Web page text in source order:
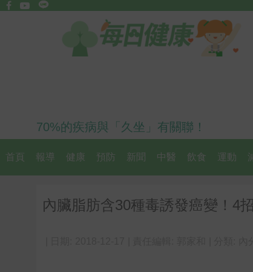
70%的疾病與「久坐」有關聯！
首頁 報導 健康 預防 新聞 中醫 飲食 運動
內臟脂肪含30種毒誘發癌變！4